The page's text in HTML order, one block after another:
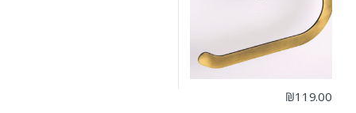
₪119.00